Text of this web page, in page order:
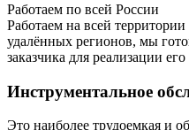
Работаем по всей России
Работаем на всей
удалённых регионов, мы
заказчика для реализации его
Инструментальное
Это наиболее трудоемкая и